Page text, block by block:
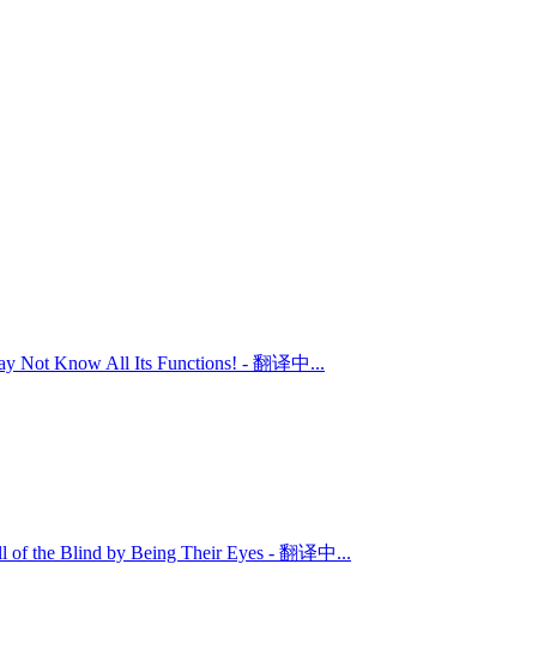
Not Know All Its Functions! - 翻译中...
of the Blind by Being Their Eyes - 翻译中...